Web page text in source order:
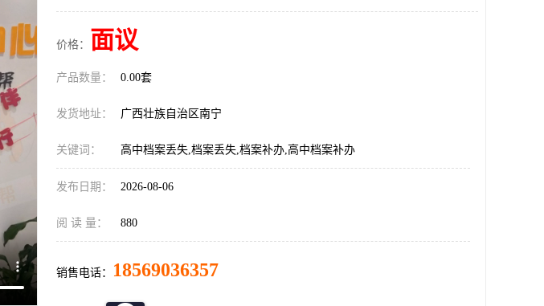
价格： 面议
产品数量： 0.00套
发货地址： 广西壮族自治区南宁
关键词： 高中档案丢失,档案丢失,档案补办,高中档案补办
发布日期： 2026-08-06
阅 读 量： 880
销售电话： 18569036357